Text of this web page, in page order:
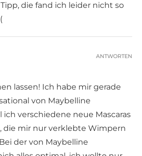
die fand ich leider nicht so
lassen! Ich habe mir gerade
von Maybelline
verschiedene neue Mascaras
die mir nur verklebte Wimpern
der von Maybelline
ANTWORTEN